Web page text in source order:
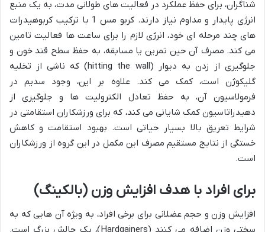
شناگران، برای حفظ عملکرد در فعالیت های طولانی مدت، به یک منبع
انرژی پایدار و مداوم نیاز دارند. کربو مس 1 با ترکیب کربوهیدرات
های چند مرحله ای خود، انرژی لازم را برای ساعت ها فعالیت تامین
می کند. مصرف آن حین تمرین یا مسابقه، به حفظ سطح قند خون و
جلوگیری از زدن به دیوار (hitting the wall) که ناشی از تخلیه
گلیکوژن است، کمک می کند. علاوه بر این، وجود سدیم در
فرمولاسیون آن، به حفظ تعادل الکترولیت ها و جلوگیری از
دهیدراتاسیون کمک شایانی می کند، که برای ورزشکاران استقامتی در
شرایط تعریق بالا بسیار حیاتی است. بهبود استقامت و کاهش
خستگی از نتایج مستقیم مصرف این مکمل در این گروه از ورزشکاران
است.
برای افراد با هدف افزایش وزن (بالکینگ)
افزایش وزن و حجم عضلانی برای برخی افراد، به ویژه آن هایی که به